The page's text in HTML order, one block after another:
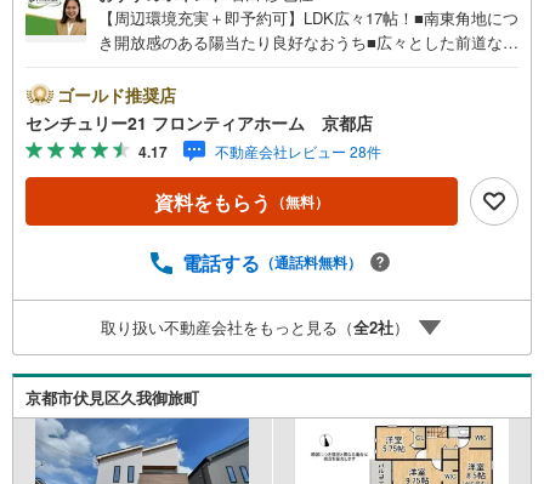
【周辺環境充実＋即予約可】LDK広々17帖！■南東角地につ
き開放感のある陽当たり良好なおうち■広々とした前道なの
子様の登下校も安心 特徴・大容量の収納が可能なウォーク
インクローゼットがありお部屋をすっきりと保てます・バ
ルコニーが2面あることで洗濯物を干す場所とくつろぎのス
ペースを分けたり日当たりの良い面でリラックスしたりと
使い分けが可能です・対面式キッチンでリビングの様子を
見ながらお料理できます 立地・京都市立日野小学校まで徒
れる理由 1.お金の扱い方のプロ、ファイナンシャルプラン
ため、最も低金利になるように審査が可能！4.物件のお引
渡し後に必要になったお家のリフォームも弊社のリフォー
ムプランナーがご提案！5.定期的にご連絡を繋ぎ、有事の
際に迅速にサポートいたします
ゴールド推奨店
センチュリー21 フロンティアホーム 京都店
4.17 不動産会社レビュー 28件
資料をもらう （無料）
電話する （通話料無料）
取り扱い不動産会社をもっと見る（全2社）
京都市伏見区久我御旅町